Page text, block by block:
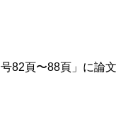
82頁〜88頁」に論文